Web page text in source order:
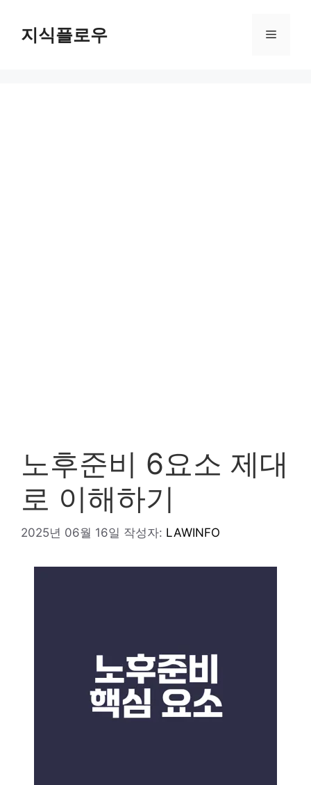
지식플로우 메
노후준비 6요소 제대
로 이해하기
2025년 06월 16일 작성자: LAWINFO